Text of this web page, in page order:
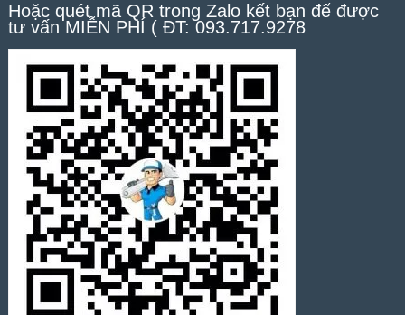
Hoặc quét mã QR trong Zalo kết bạn để được
tư vấn MIỄN PHÍ ( ĐT: 093.717.9278